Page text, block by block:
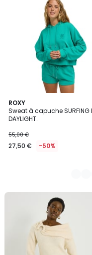
ROXY
Sweat à capuche SURFING
DAYLIGHT.
55,00 €
27,50 € -50%
2
Couleurs